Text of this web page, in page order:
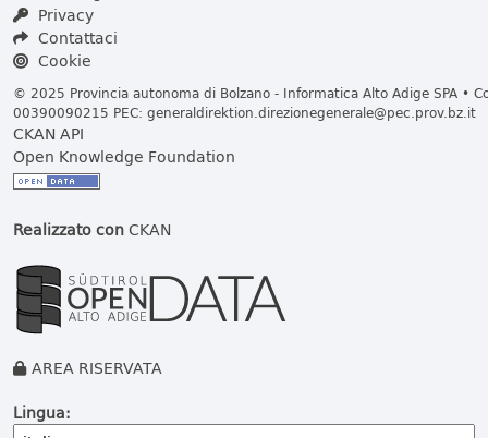
Privacy
Contattaci
Cookie
© 2025 Provincia autonoma di Bolzano - Informatica Alto Adige SPA •
00390090215 PEC: generaldirektion.direzionegenerale@pec.prov.bz.it
CKAN API
Open Knowledge Foundation
Realizzato conCKAN
AREA RISERVATA
Lingua